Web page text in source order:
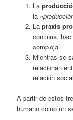
La
la
La praxis
continua,
compleja.
Mientras se
relacionan
relación
A partir de estos
humano como un